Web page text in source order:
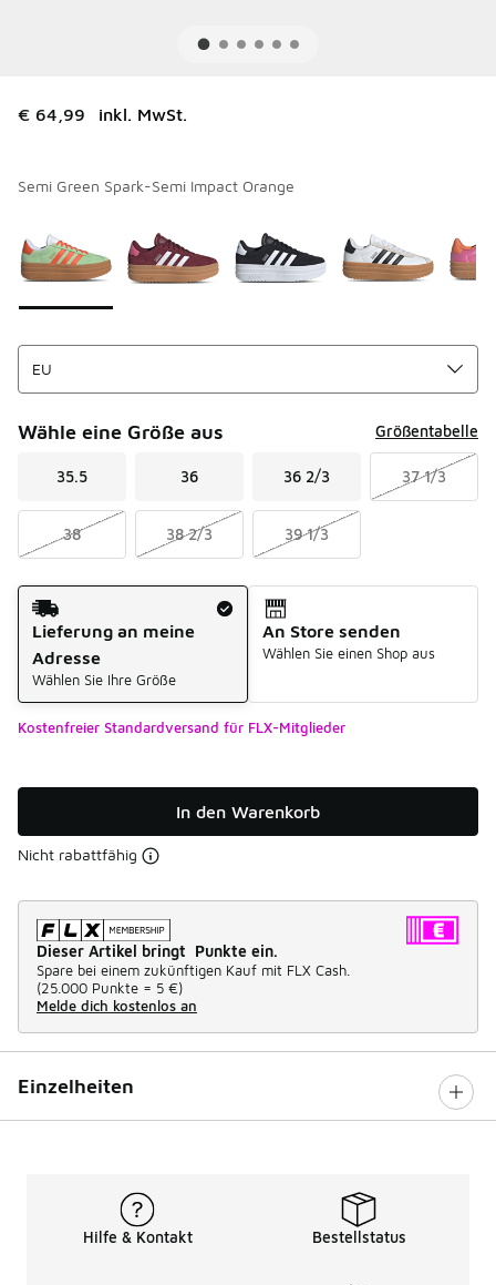
€ 64,99 inkl. MwSt.
Semi Green Spark-Semi Impact Orange
Wähle eine Größe aus Größentabelle
35.5 36 36 2/3 37 1/3
38 38 2/3 39 1/3
Versandart
Lieferung an meine
Adresse
Wählen Sie Ihre Größe
An Store senden
Wählen Sie einen Shop aus
Kostenfreier Standardversand für FLX-Mitglieder
In den Warenkorb
Nicht rabattfähig
Dieser Artikel bringt Punkte ein.
Spare bei einem zukünftigen Kauf mit FLX Cash.
(25.000 Punkte = 5 €)
Melde dich kostenlos an
Einzelheiten
Hilfe & Kontakt Bestellstatus